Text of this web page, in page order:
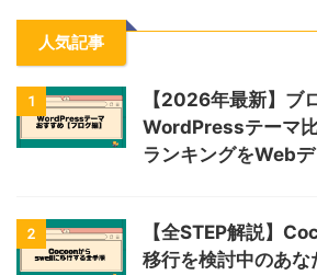
人気記事
1
【2026年最新】ブ
WordPressテーマ
ランキングをWeb
2
【全STEP解説】
移行を検討中のあな